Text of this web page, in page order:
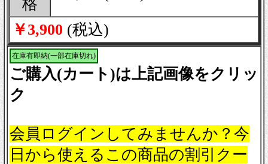
格
￥3,900 (税込)
在庫有即納(一部在庫切れ)
ご購入(カート)は上記画像をクリッ
ク
会員ログインしてみませんか？今
日から使えるこの商品の割引クー